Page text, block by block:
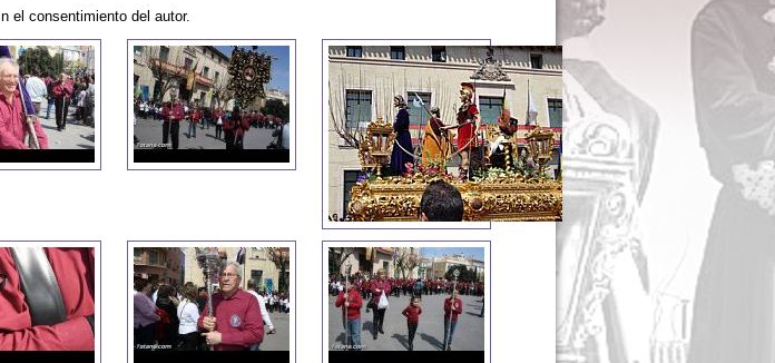
el consentimiento del autor.